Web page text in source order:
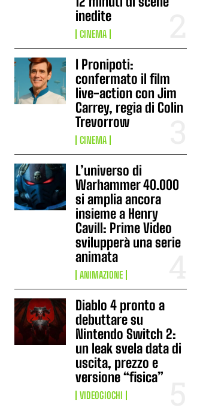
inedite
CINEMA
I Pronipoti:
confermato il film
live-action con Jim
Carrey, regia di Colin
Trevorrow
CINEMA
L’universo di
Warhammer 40.000
si amplia ancora
insieme a Henry
Cavill: Prime Video
svilupperà una serie
animata
ANIMAZIONE
Diablo 4 pronto a
debuttare su
Nintendo Switch 2:
un leak svela data di
uscita, prezzo e
versione “fisica”
VIDEOGIOCHI